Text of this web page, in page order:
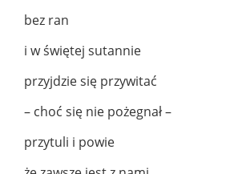
bez ran
i w świętej sutannie
przyjdzie się przywitać
– choć się nie pożegnał –
przytuli i powie